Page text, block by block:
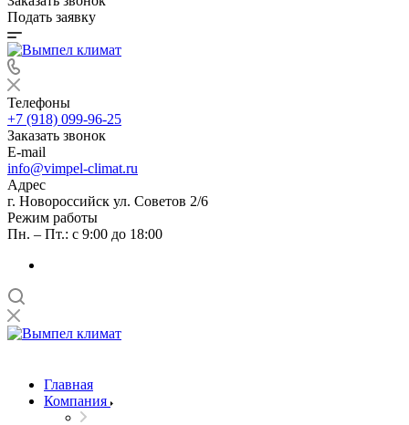
Подать заявку
Телефоны
+7 (918) 099-96-25
Заказать звонок
E-mail
info@vimpel-climat.ru
Адрес
г. Новороссийск ул. Советов 2/6
Режим работы
Пн. – Пт.: с 9:00 до 18:00
Главная
Компания